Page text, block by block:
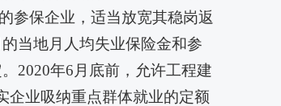
参保企业，适当放宽其稳岗返
当地月人均失业保险金和参
2020年6月底前，允许工程建
企业吸纳重点群体就业的定额